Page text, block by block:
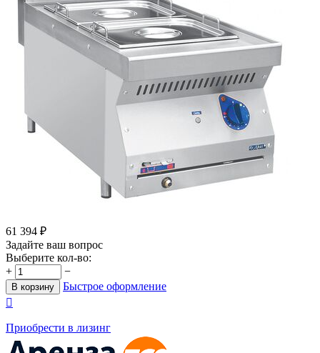
61 394 ₽
Задайте ваш вопрос
Выберите кол-во:
+
−
В корзину
Быстрое оформление

Приобрести в лизинг